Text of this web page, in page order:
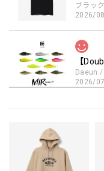
ブラッ
2026/
【
Daeun
2026/
MIR届きました。発